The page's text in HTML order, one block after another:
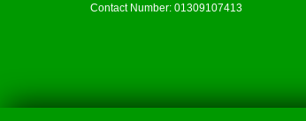
Contact Number: 01309107413